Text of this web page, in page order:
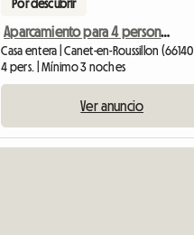
Por descubrir
Aparcamiento para 4 personas junto al mar a 50 m de la playa Terraza
4 pers. | Mínimo 3 noches
Ver anuncio